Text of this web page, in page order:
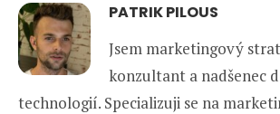
PATRIK PILOUS
Jsem marketingový
konzultant a nadšenec
technologií. Specializuji se na